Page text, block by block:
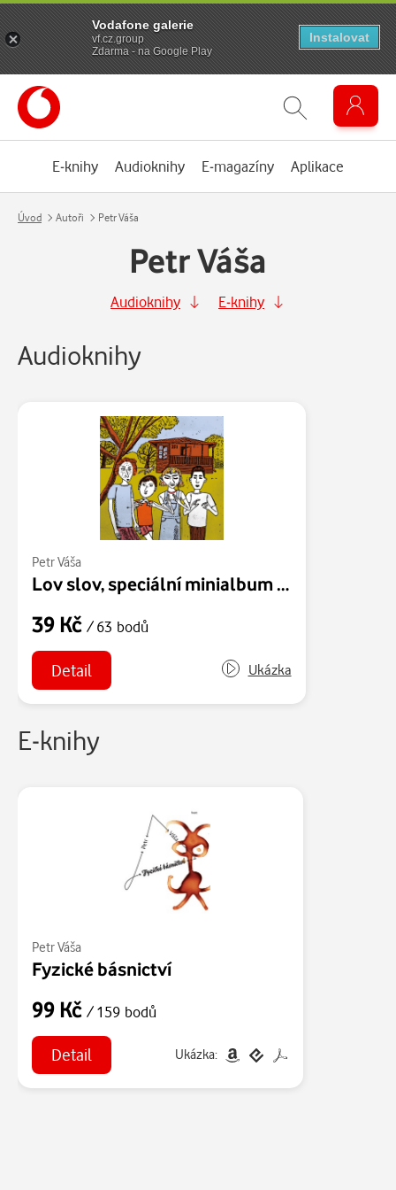
E-knihy Audioknihy E-magazíny Aplikace
Úvod Autoři Petr Váša
Petr Váša
Audioknihy E-knihy
Audioknihy
Petr Váša
Lov slov, speciální minialbum ke knize Rajčaťáci a Banáni
39 Kč / 63 bodů
Detail Ukázka
E-knihy
Petr Váša
Fyzické básnictví
99 Kč / 159 bodů
Detail Ukázka:
Vodafone galerie
vf.cz.group
Zdarma - na Google Play
Instalovat